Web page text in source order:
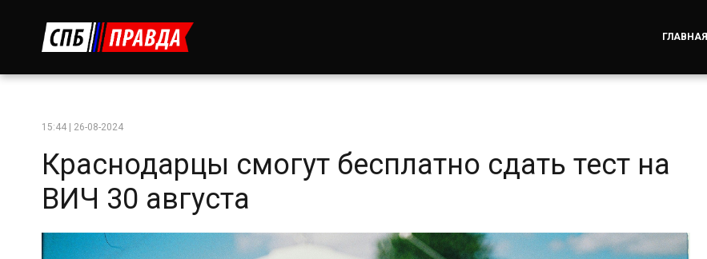
ГЛАВНАЯ
15:44 | 26-08-2024
Краснодарцы смогут бесплатно сдать тест на
ВИЧ 30 августа